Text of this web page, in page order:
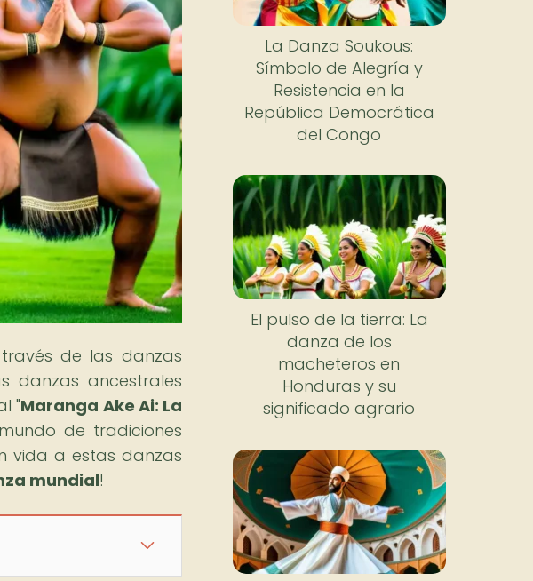
de las danzas
danzas ancestrales
"Maranga Ake Ai: La
de tradiciones
vida a estas danzas
mundial!
La Danza Soukous:
Símbolo de Alegría y
Resistencia en la
República Democrática
del Congo
El pulso de la tierra: La
danza de los
macheteros en
Honduras y su
significado agrario